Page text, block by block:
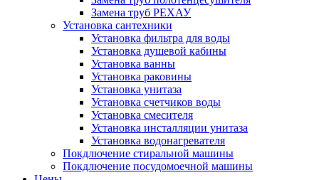
Замена труб РЕХАУ
Установка сантехники
Установка фильтра для воды
Установка душевой кабины
Установка ванны
Установка раковины
Установка унитаза
Установка счетчиков воды
Установка смесителя
Установка инсталляции унитаза
Установка водонагревателя
Покдлючение стиральной машины
Покдлючение посудомоечной машины